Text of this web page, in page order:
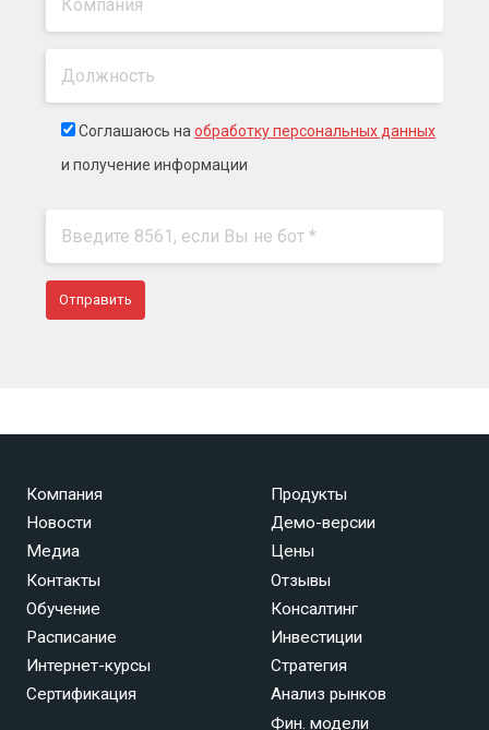
Соглашаюсь наобработку персональных данных
и получение информации
Компания
Новости
Медиа
Контакты
Продукты
Демо-версии
Цены
Отзывы
Обучение
Расписание
Интернет-курсы
Сертификация
Консалтинг
Инвестиции
Стратегия
Анализ рынков
Фин. модели